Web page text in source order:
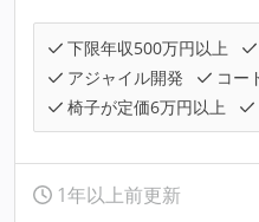
下限年収500万円以上
アジャイル開発
コー
椅子が定価6万円以上
1年以上前更新